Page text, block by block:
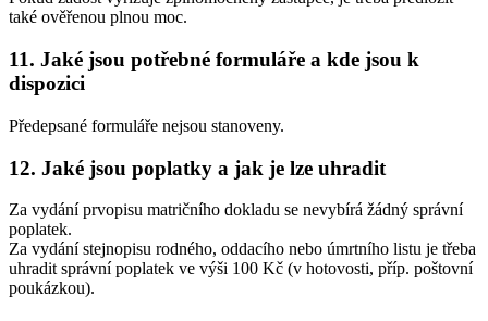
také ověřenou plnou moc.
11. Jaké jsou potřebné formuláře a kde jsou k
dispozici
Předepsané formuláře nejsou stanoveny.
12. Jaké jsou poplatky a jak je lze uhradit
Za vydání prvopisu matričního dokladu se nevybírá žádný správní
poplatek.
Za vydání stejnopisu rodného, oddacího nebo úmrtního listu je třeba
uhradit správní poplatek ve výši 100 Kč (v hotovosti, příp. poštovní
poukázkou).